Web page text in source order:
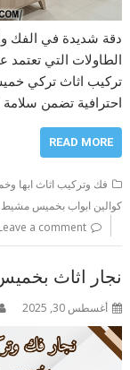
دقة شديدة في الفك
الطاولات التي
تركيب اثاث تركي
احترافية تضمن سلامة
READ MORE
فك وتركيب اثاث ابها
كوالين ابواب بخميس مشيط
a comment
نجار اثاث بخميس مشيط
أغسطس 30, 2025